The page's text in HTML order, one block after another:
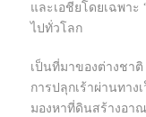
และเอชียโดยเฉพาะ
ไปทั่วโลก
เป็นที่มาของต่างชา
การปลุกเร้าผ่านทา
มองหาที่ดินสร้างอา